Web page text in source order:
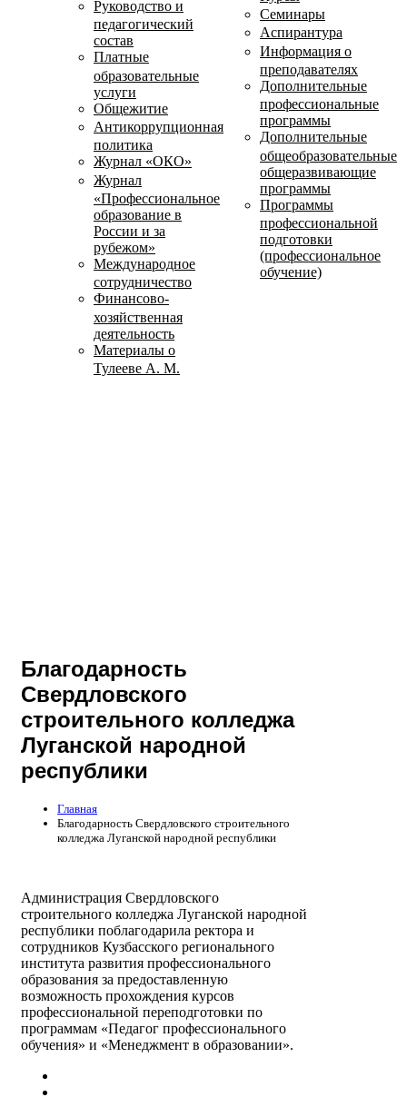
Руководство и
педагогический
состав
Платные
образовательные
услуги
Общежитие
Антикоррупционная
политика
Журнал «ОКО»
Журнал
«Профессиональное
образование в
России и за
рубежом»
Международное
сотрудничество
Финансово-
хозяйственная
деятельность
Материалы о
Тулееве А. М.
Семинары
Аспирантура
Информация о
преподавателях
Дополнительные
профессиональные
программы
Дополнительные
общеобразовательные
общеразвивающие
программы
Программы
профессиональной
подготовки
(профессиональное
обучение)
Благодарность
Свердловского
строительного колледжа
Луганской народной
республики
Главная
Благодарность Свердловского строительного
колледжа Луганской народной республики
Администрация Свердловского
строительного колледжа Луганской народной
республики поблагодарила ректора и
сотрудников Кузбасского регионального
института развития профессионального
образования за предоставленную
возможность прохождения курсов
профессиональной переподготовки по
программам «Педагог профессионального
обучения» и «Менеджмент в образовании».